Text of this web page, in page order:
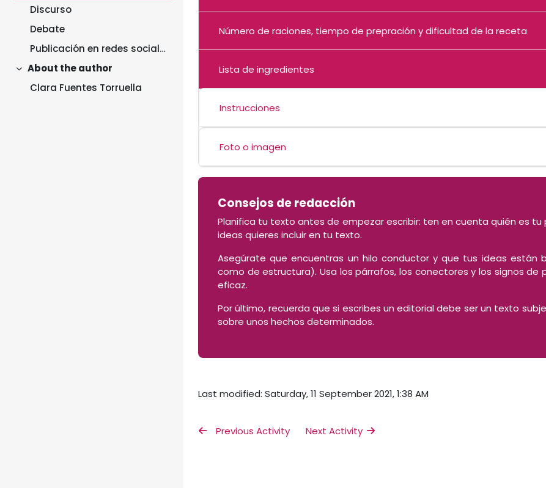
Discurso
Debate
Publicación en redes sociales
Collapse
About the author
Clara Fuentes Torruella
Número de raciones, tiempo de prepración y dificultad de la receta
Lista de ingredientes
Instrucciones
Foto o imagen
Consejos de redacción
Planifica tu texto antes de empezar escribir: ten en cuenta quién es
ideas quieres incluir en tu texto.
Asegúrate que encuentras un hilo conductor y que tus ideas están
como de estructura). Usa los párrafos, los conectores y los signos
eficaz.
Por último, recuerda que si escribes un editorial debe ser un texto
sobre unos hechos determinados.
Last modified: Saturday, 11 September 2021, 1:38 AM
Previous Activity Next Activity